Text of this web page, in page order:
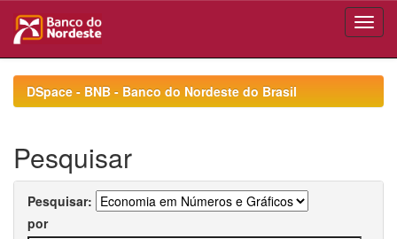
navigationDSpace - BNB - Banco do Nordeste do Brasil
Pesquisar
Pesquisar:
por